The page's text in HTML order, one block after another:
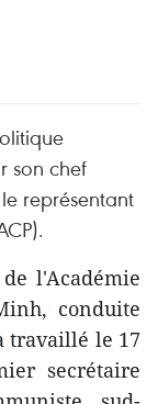
son chef
représentant
l'Académie
conduite
travaillé le 17
secrétaire